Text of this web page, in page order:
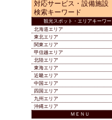
対応サービス・設備施設
検索キーワード
観光スポット・エリアキーワー
北海道エリア
東北エリア
関東エリア
甲信越エリア
北陸エリア
東海エリア
近畿エリア
中国エリア
四国エリア
九州エリア
沖縄エリア
ＭＥＮＵ